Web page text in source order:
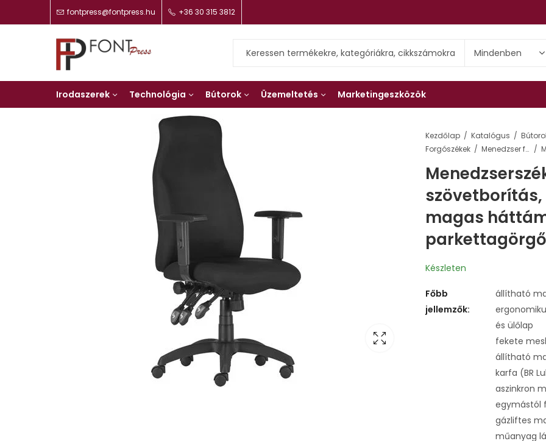
fontpress@fontpress.hu +36 30 315 3812
Irodaszerek Technológia Bútorok Üzemeltetés Marketingeszközök
Kezdőlap Katalógus
Forgószékek
Menedzser forgószékek
magas
Készleten
Főbb
jellemzők:
állítható
és ülőlap
fekete
állítható
karfa (BR
aszinkron
egymástól
gázliftes
műanyag